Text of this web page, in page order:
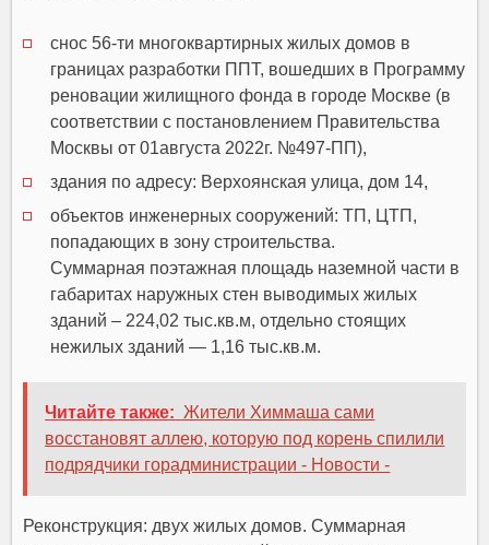
снос 56-ти многоквартирных жилых домов в
границах разработки ППТ, вошедших в Программу
реновации жилищного фонда в городе Москве (в
соответствии с постановлением Правительства
Москвы от 01августа 2022г. №497-ПП),
здания по адресу: Верхоянская улица, дом 14,
объектов инженерных сооружений: ТП, ЦТП,
попадающих в зону строительства.
Суммарная поэтажная площадь наземной части в
габаритах наружных стен выводимых жилых
зданий – 224,02 тыс.кв.м, отдельно стоящих
нежилых зданий — 1,16 тыс.кв.м.
Читайте также: Жители Химмаша сами
восстановят аллею, которую под корень спилили
подрядчики горадминистрации - Новости -
Реконструкция: двух жилых домов. Суммарная